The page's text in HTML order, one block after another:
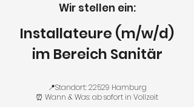
Wir stellen ein:
Installateure (m/w/d)
im Bereich Sanitär
📍Standort: 22529 Hamburg
⏰ Wann & Was: ab sofort in Vollzeit